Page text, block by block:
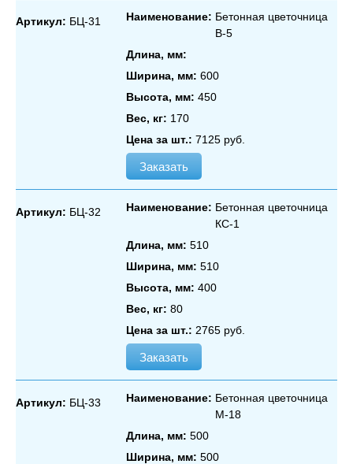
Артикул: БЦ-31 Наименование: Бетонная цветочница
В‑5
Длина, мм:
Ширина, мм: 600
Высота, мм: 450
Вес, кг: 170
Цена за шт.: 7125 руб.
Заказать
Артикул: БЦ-32 Наименование: Бетонная цветочница
КС‑1
Длина, мм: 510
Ширина, мм: 510
Высота, мм: 400
Вес, кг: 80
Цена за шт.: 2765 руб.
Заказать
Артикул: БЦ-33 Наименование: Бетонная цветочница
М‑18
Длина, мм: 500
Ширина, мм: 500